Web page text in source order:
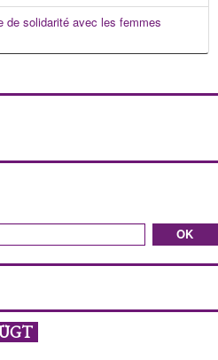
de solidarité avec les femmes